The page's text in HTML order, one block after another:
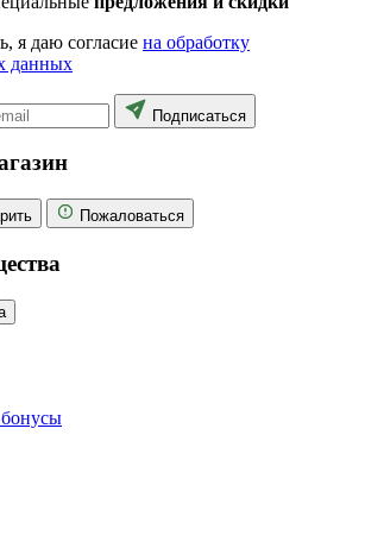
я даю согласие на обработку
данных
Подписаться
Пожаловаться